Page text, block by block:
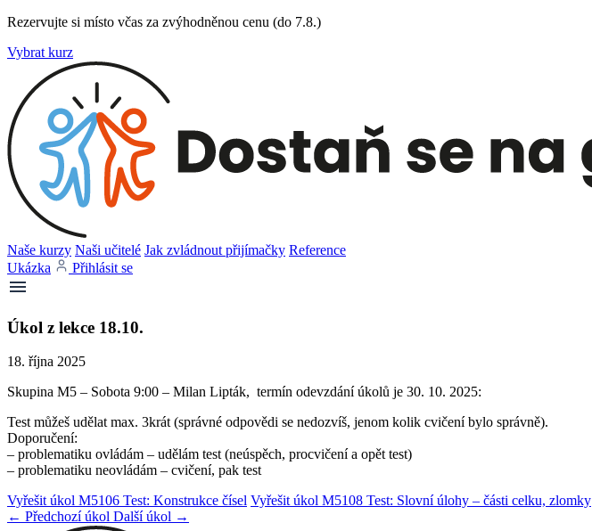
Rezervujte si místo včas za zvýhodněnou cenu (do 7.8.)
Vybrat kurz
Naše kurzy Naši učitelé Jak zvládnout přijímačky Reference
Ukázka
Přihlásit se
Úkol z lekce 18.10.
18. října 2025
Skupina M5 – Sobota 9:00 – Milan Lipták, termín odevzdání úkolů je 30. 10. 2025:
Test můžeš udělat max. 3krát (správné odpovědi se nedozvíš, jenom kolik cvičení bylo správně).
Doporučení:
– problematiku ovládám – udělám test (neúspěch, procvičení a opět test)
– problematiku neovládám – cvičení, pak test
Vyřešit úkol M5106 Test: Konstrukce čísel Vyřešit úkol M5108 Test: Slovní úlohy – části celku, zlomky
← Předchozí úkol Další úkol →